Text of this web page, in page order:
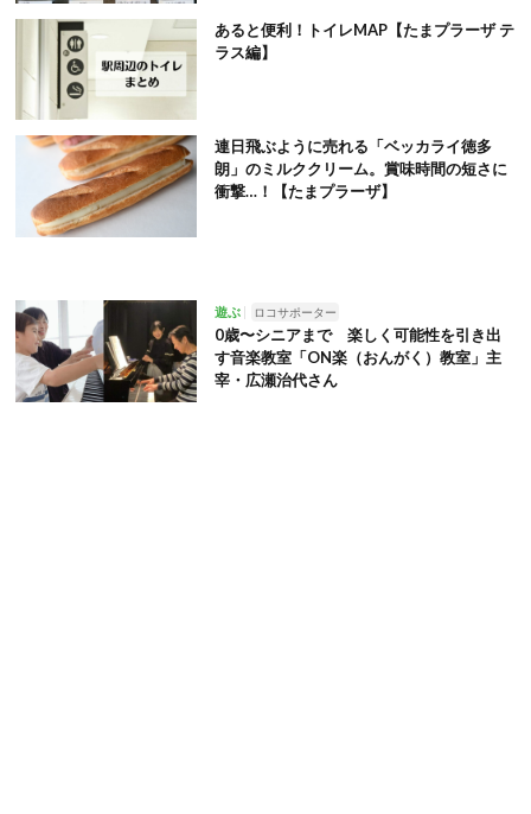
あると便利！トイレMAP【たまプラーザ テ
ラス編】
連日飛ぶように売れる「ベッカライ徳多
朗」のミルククリーム。賞味時間の短さに
衝撃…！【たまプラーザ】
遊ぶ ロコサポーター
0歳〜シニアまで 楽しく可能性を引き出
す音楽教室「ON楽（おんがく）教室」主
宰・広瀬治代さん